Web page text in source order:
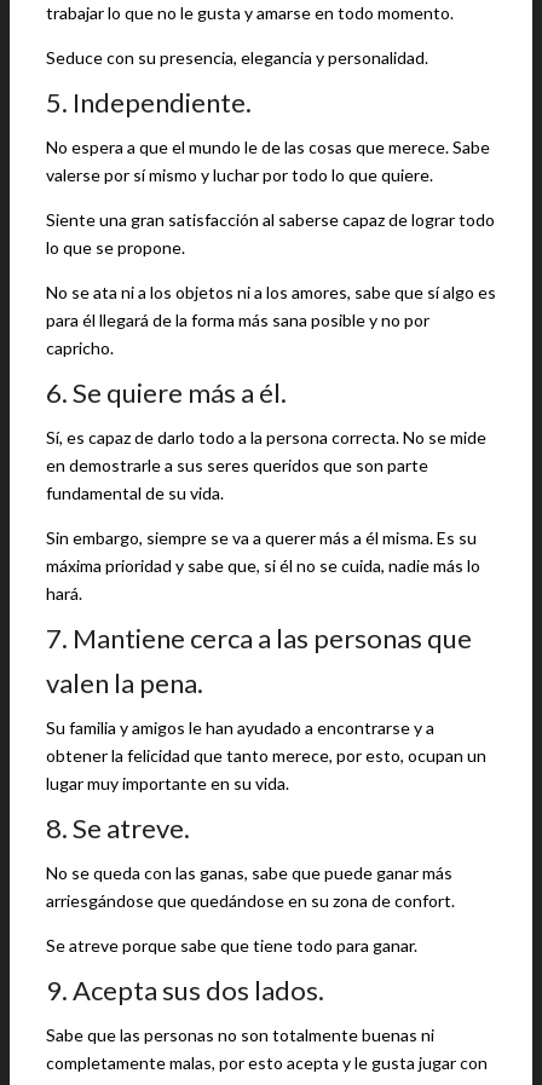
trabajar lo que no le gusta y amarse en todo momento.
Seduce con su presencia, elegancia y personalidad.
5. Independiente.
No espera a que el mundo le de las cosas que merece. Sabe
valerse por sí mismo y luchar por todo lo que quiere.
Siente una gran satisfacción al saberse capaz de lograr todo
lo que se propone.
No se ata ni a los objetos ni a los amores, sabe que sí algo es
para él llegará de la forma más sana posible y no por
capricho.
6. Se quiere más a él.
Sí, es capaz de darlo todo a la persona correcta. No se mide
en demostrarle a sus seres queridos que son parte
fundamental de su vida.
Sin embargo, siempre se va a querer más a él misma. Es su
máxima prioridad y sabe que, si él no se cuida, nadie más lo
hará.
7. Mantiene cerca a las personas que
valen la pena.
Su familia y amigos le han ayudado a encontrarse y a
obtener la felicidad que tanto merece, por esto, ocupan un
lugar muy importante en su vida.
8. Se atreve.
No se queda con las ganas, sabe que puede ganar más
arriesgándose que quedándose en su zona de confort.
Se atreve porque sabe que tiene todo para ganar.
9. Acepta sus dos lados.
Sabe que las personas no son totalmente buenas ni
completamente malas, por esto acepta y le gusta jugar con